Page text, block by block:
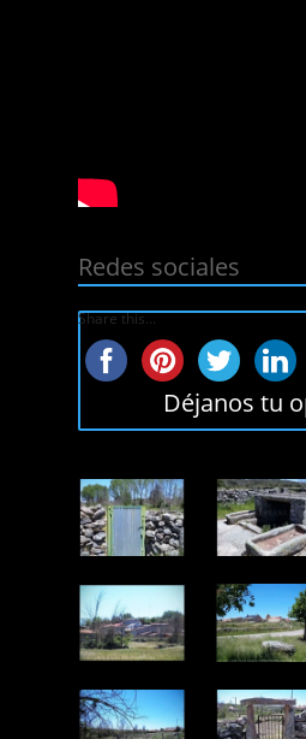
Redes sociales
Share this...
Déjanos tu